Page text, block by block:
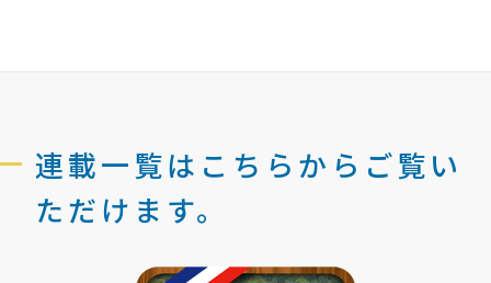
連載一覧はこちらからご覧い
ただけます。